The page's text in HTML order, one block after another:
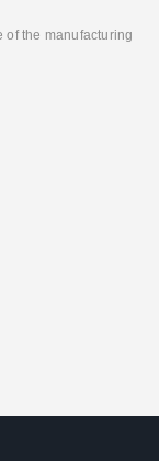
of the manufacturing